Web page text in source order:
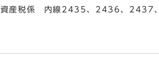
産税係 内線2435、2436、2437